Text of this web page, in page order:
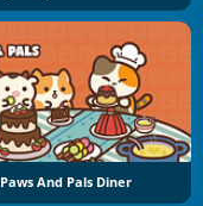
Paws And Pals Diner